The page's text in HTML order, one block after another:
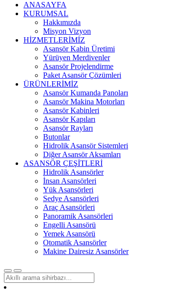
ANASAYFA
KURUMSAL
Hakkımızda
Misyon Vizyon
HİZMETLERİMİZ
Asansör Kabin Üretimi
Yürüyen Merdivenler
Asansör Projelendirme
Paket Asansör Çözümleri
ÜRÜNLERİMİZ
Asansör Kumanda Panoları
Asansör Makina Motorları
Asansör Kabinleri
Asansör Kapıları
Asansör Rayları
Butonlar
Hidrolik Asansör Sistemleri
Diğer Asansör Aksamları
ASANSÖR ÇEŞİTLERİ
Hidrolik Asansörler
İnsan Asansörleri
Yük Asansörleri
Sedye Asansörleri
Araç Asansörleri
Panoramik Asansörleri
Engelli Asansörü
Yemek Asansörü
Otomatik Asansörler
Makine Dairesiz Asansörler